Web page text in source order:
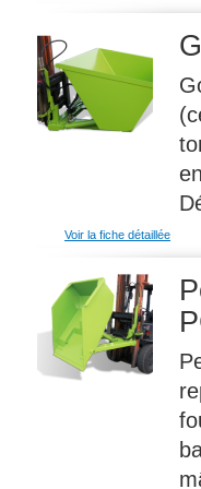
Voir la fiche détaillée